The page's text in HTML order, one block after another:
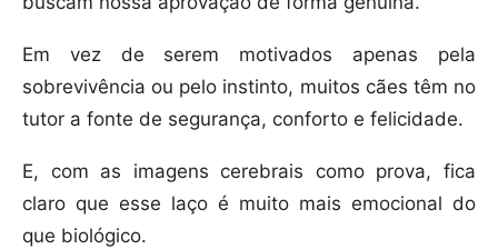
Em vez de serem motivados apenas pela
sobrevivência ou pelo instinto, muitos cães têm no
tutor a fonte de segurança, conforto e felicidade.
E, com as imagens cerebrais como prova, fica
claro que esse laço é muito mais emocional do
que biológico.